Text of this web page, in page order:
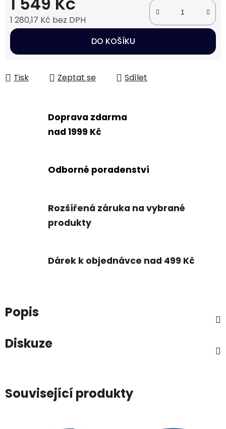
1 280,17 Kč bez DPH
Měrná cena:
DO KOŠÍKU
Tisk Zeptat se Sdílet
Doprava zdarma
nad 1999 Kč
Odborné poradenství
Rozšířená záruka na vybrané
produkty
Dárek k objednávce nad 499 Kč
Popis
Diskuze
Související produkty